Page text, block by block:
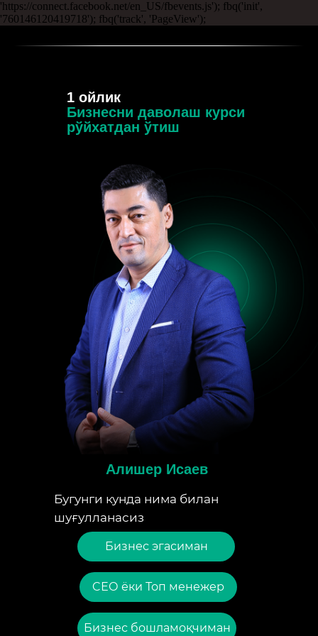
'https://connect.facebook.net/en_US/fbevents.js'); fbq('init',
'760146120419718'); fbq('track', 'PageView');
1 ойлик
Бизнесни даволаш курси
рўйхатдан ўтиш
Алишер Исаев
Бизнес бошламоқчиман
Бизнес эгасиман
CЕО ёки Топ менежер
Бугунги кунда нима билан
шуғулланасиз